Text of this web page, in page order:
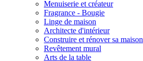
Menuiserie et créateur
Fragrance - Bougie
Linge de maison
Architecte d'intérieur
Construire et rénover sa maison
Revêtement mural
Arts de la table